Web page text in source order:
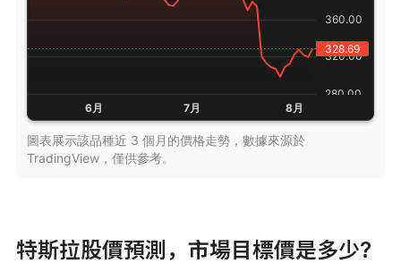
圖表展示該品種近 3 個月的價格走勢，數據來源於
TradingView，僅供參考。
特斯拉股價預測，市場目標價是多少?